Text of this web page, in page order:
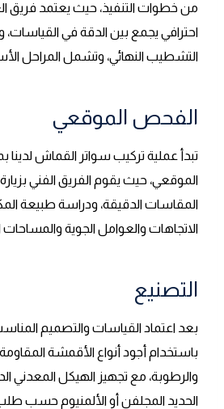
من خطوات التنفيذ، حيث يعتمد
احترافي يجمع بين الدقة في القياسات،
التشطيب النهائي، وتشمل المراحل
الفحص الموقعي
تبدأ عملية تركيب سواتر القماش
الموقعي، حيث يقوم الفريق الفني
المقاسات الدقيقة، ودراسة طبيعة
الاتجاهات والعوامل الجوية والمساحات
التصنيع
بعد اعتماد القياسات والتصميم
باستخدام أجود أنواع الأقمشة
والرطوبة، مع تجهيز الهيكل المعدني
الحديد المجلفن أو الألمنيوم حسب